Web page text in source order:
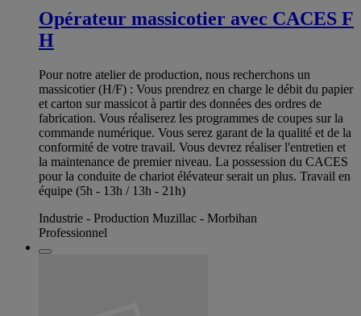
Opérateur massicotier avec CACES F
H
Pour notre atelier de production, nous recherchons un
massicotier (H/F) : Vous prendrez en charge le débit du papier
et carton sur massicot à partir des données des ordres de
fabrication. Vous réaliserez les programmes de coupes sur la
commande numérique. Vous serez garant de la qualité et de la
conformité de votre travail. Vous devrez réaliser l'entretien et
la maintenance de premier niveau. La possession du CACES
pour la conduite de chariot élévateur serait un plus. Travail en
équipe (5h - 13h / 13h - 21h)
Industrie - Production Muzillac - Morbihan
Professionnel